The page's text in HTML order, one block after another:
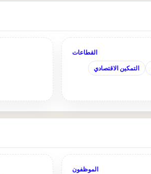
القطاعات
التمكين الاقتصادي
الموظفون